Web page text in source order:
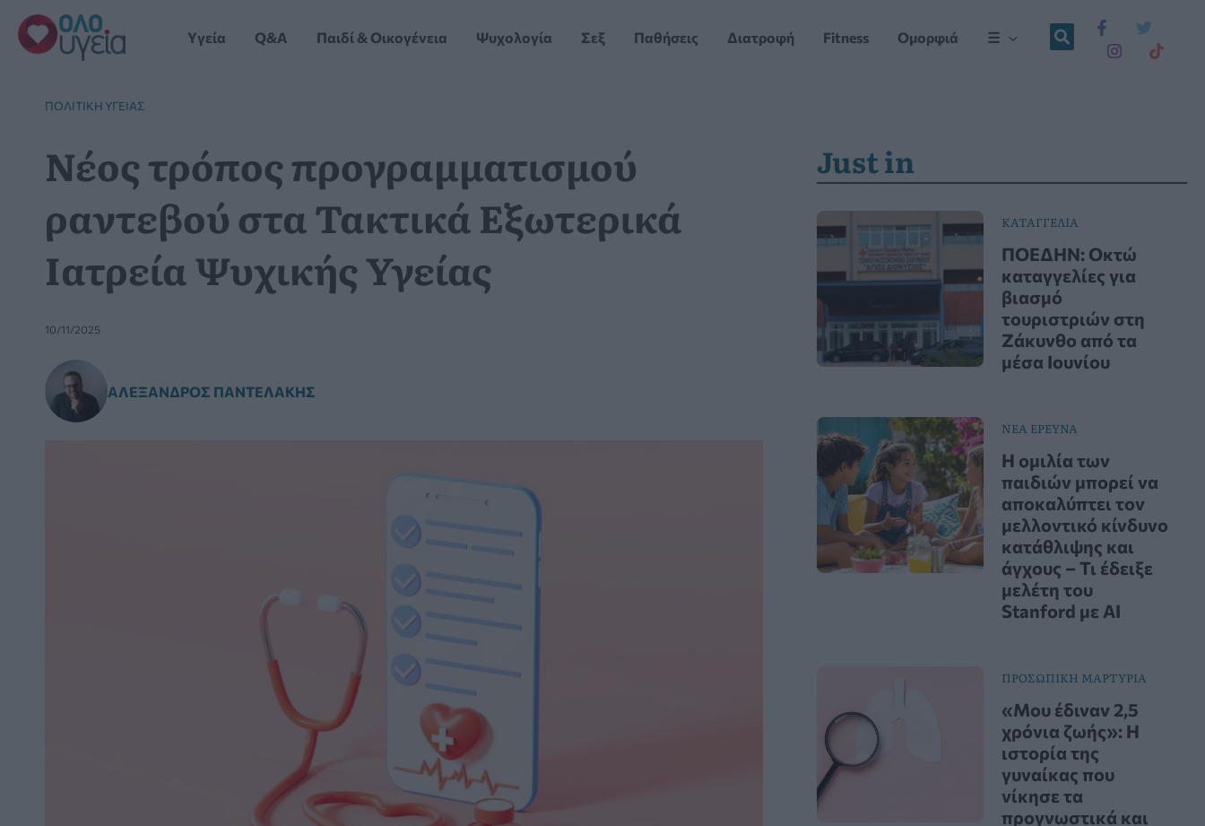
Μετάβαση
στο
περιεχόμενο
Yγεία Q&A Παιδί & Οικογένεια Ψυχολογία Σεξ Παθήσεις Διατροφή Fitness Ομορφιά ☰
ΠΟΛΙΤΙΚΉ ΥΓΕΊΑΣ
Νέος τρόπος προγραμματισμού
ραντεβού στα Τακτικά Εξωτερικά
Ιατρεία Ψυχικής Υγείας
10/11/2025
ΑΛΈΞΑΝΔΡΟΣ ΠΑΝΤΕΛΆΚΗΣ
Just in
ΚΑΤΑΓΓΕΛΙΑ
ΠΟΕΔΗΝ: Οκτώ
καταγγελίες για
βιασμό
τουριστριών στη
Ζάκυνθο από τα
μέσα Ιουνίου
ΝΕΑ ΕΡΕΥΝΑ
Η ομιλία των
παιδιών μπορεί να
αποκαλύπτει τον
μελλοντικό κίνδυνο
κατάθλιψης και
άγχους – Τι έδειξε
μελέτη του
Stanford με AI
ΠΡΟΣΩΠΙΚΗ ΜΑΡΤΥΡΙΑ
«Μου έδιναν 2,5
χρόνια ζωής»: Η
ιστορία της
γυναίκας που
νίκησε τα
προγνωστικά και